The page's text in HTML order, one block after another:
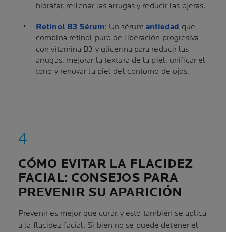
hidratar, rellenar las arrugas y reducir las ojeras.
Retinol B3 Sérum: Un sérum antiedad que
combina retinol puro de liberación progresiva
con vitamina B3 y glicerina para reducir las
arrugas, mejorar la textura de la piel, unificar el
tono y renovar la piel del contorno de ojos.
CÓMO EVITAR LA FLACIDEZ
FACIAL: CONSEJOS PARA
PREVENIR SU APARICIÓN
Prevenir es mejor que curar, y esto también se aplica
a la flacidez facial. Si bien no se puede detener el